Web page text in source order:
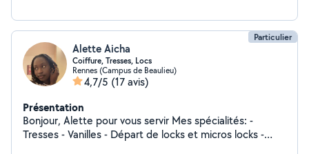
Particulier
Alette Aicha
Coiffure, Tresses, Locs
Rennes (Campus de Beaulieu)
4,7/5 (17 avis)
Présentation
Bonjour, Alette pour vous servir Mes spécialités: -
Tresses - Vanilles - Départ de locks et micros locks -